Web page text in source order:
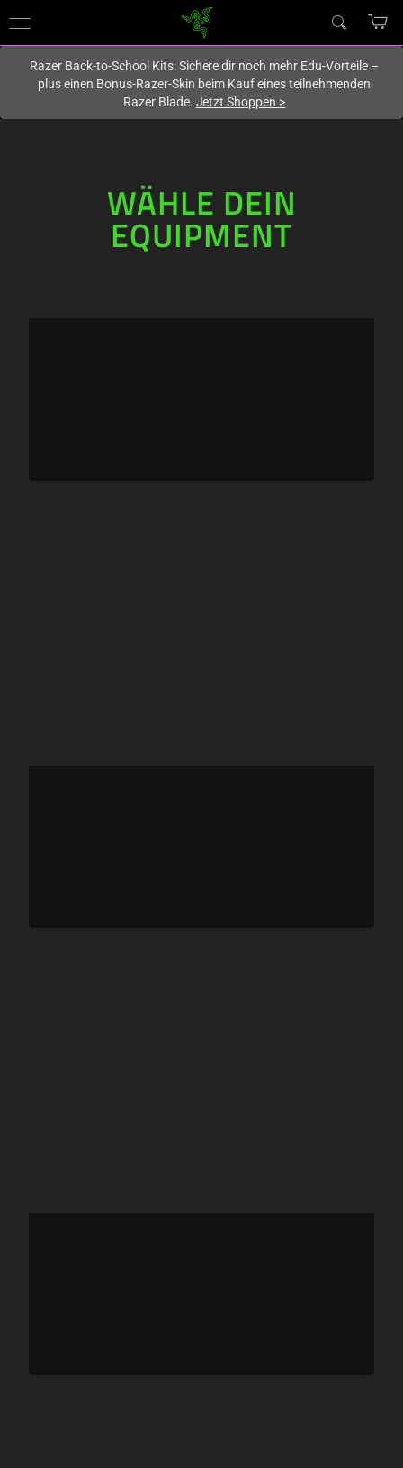
Du befindest dich aktuell auf der Website von
Razer Back-to-School Kits: Sichere dir noch mehr Edu-Vorteile –
plus einen Bonus-Razer-Skin beim Kauf eines teilnehmenden
Razer Blade. Jetzt Shoppen >
WÄHLE DEIN
EQUIPMENT